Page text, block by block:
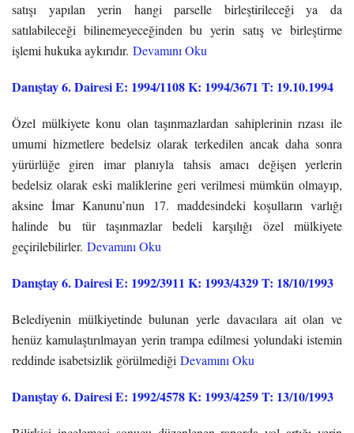
satışı yapılan yerin hangi parselle birleştirileceği ya da
satılabileceği bilinemeyeceğinden bu yerin satış ve birleştirme
işlemi hukuka aykırıdır. Devamını Oku
Danıştay 6. Dairesi E: 1994/1108 K: 1994/3671 T: 19.10.1994
Özel mülkiyete konu olan taşınmazlardan sahiplerinin rızası ile
umumi hizmetlere bedelsiz olarak terkedilen ancak daha sonra
yürürlüğe giren imar planıyla tahsis amacı değişen yerlerin
bedelsiz olarak eski maliklerine geri verilmesi mümkün olmayıp,
aksine İmar Kanunu’nun 17. maddesindeki koşulların varlığı
halinde bu tür taşınmazlar bedeli karşılığı özel mülkiyete
geçirilebilirler. Devamını Oku
Danıştay 6. Dairesi E: 1992/3911 K: 1993/4329 T: 18/10/1993
Belediyenin mülkiyetinde bulunan yerle davacılara ait olan ve
henüz kamulaştırılmayan yerin trampa edilmesi yolundaki istemin
reddinde isabetsizlik görülmediği Devamını Oku
Danıştay 6. Dairesi E: 1992/4578 K: 1993/4259 T: 13/10/1993